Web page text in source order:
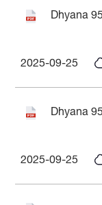
Dhyana
2025-09-25
Dhyana
2025-09-25